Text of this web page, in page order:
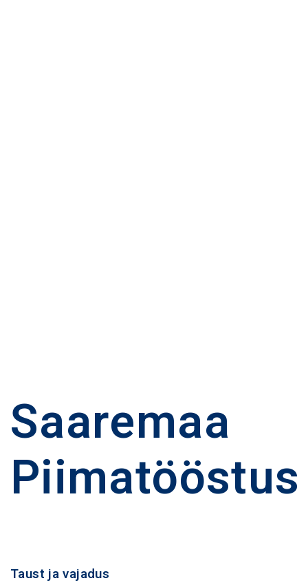
Saaremaa
Piimatööstus
Taust ja vajadus